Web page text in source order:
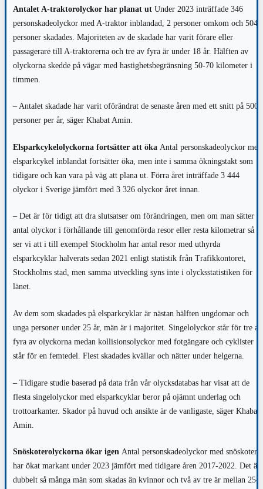
Antalet A-traktorolyckor har planat utUnder 2023 inträffade 346
personskadeolyckor med A-traktor inblandad, 2 personer omkom och 504
personer skadades. Majoriteten av de skadade har varit förare eller
passagerare till A-traktorerna och tre av fyra är under 18 år. Hälften av
olyckorna skedde på vägar med hastighetsbegränsning 50-70 kilometer i
timmen.
– Antalet skadade har varit oförändrat de senaste åren med ett snitt på 500
personer per år, säger Khabat Amin.
Elsparkcykelolyckorna fortsätter att öka Antal personskadeolyckor med
elsparkcykel inblandat fortsätter öka, men inte i samma ökningstakt som
tidigare och kan vara på väg att plana ut. Förra året inträffade 3 444
olyckor i Sverige jämfört med 3 326 olyckor året innan.
– Det är för tidigt att dra slutsatser om förändringen, men om man sätter
antal olyckor i förhållande till genomförda resor eller resta kilometrar så
ser vi att i till exempel Stockholm har antal resor med uthyrda
elsparkcyklar halverats sedan 2021 enligt statistik från Trafikkontoret,
Stockholms stad, men samma utveckling syns inte i olycksstatistiken för
länet.
Av dem som skadades på elsparkcyklar är nästan hälften ungdomar och
unga personer under 25 år, män är i majoritet. Singelolyckor står för tre av
fyra av olyckorna medan kollisionsolyckor med fotgängare och cyklister
står för en femtedel. Flest skadades kvällar och nätter under helgerna.
– Tidigare studie baserad på data från vår olycksdatabas har visat att de
flesta singelolyckor med elsparkcyklar beror på ojämnt underlag och
trottoarkanter. Skador på huvud och ansikte är de vanligaste, säger Khabat
Amin.
Snöskoterolyckorna ökar igenAntal personskadeolyckor med snöskoter
har ökat markant under 2023 jämfört med tidigare åren 2017-2022. Det är
dubbelt så många män som skadas än kvinnor och två av tre är mellan 25-